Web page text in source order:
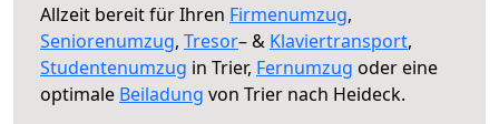
Allzeit bereit für Ihren Firmenumzug,
Seniorenumzug, Tresor– & Klaviertransport,
Studentenumzug in Trier, Fernumzug oder eine
optimale Beiladung von Trier nach Heideck.